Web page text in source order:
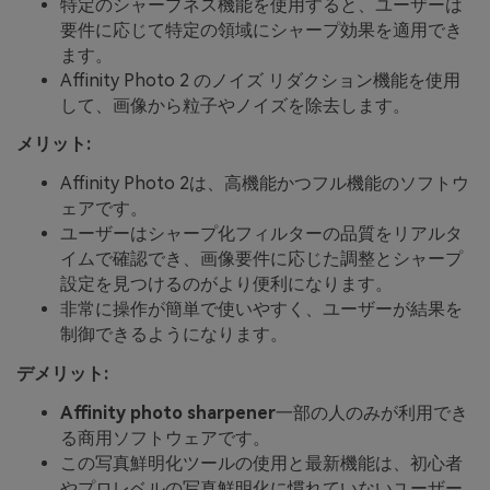
特定のシャープネス機能を使用すると、ユーザーは
要件に応じて特定の領域にシャープ効果を適用でき
ます。
Affinity Photo 2 のノイズ リダクション機能を使用
して、画像から粒子やノイズを除去します。
メリット:
Affinity Photo 2は、高機能かつフル機能のソフトウ
ェアです。
ユーザーはシャープ化フィルターの品質をリアルタ
イムで確認でき、画像要件に応じた調整とシャープ
設定を見つけるのがより便利になります。
非常に操作が簡単で使いやすく、ユーザーが結果を
制御できるようになります。
デメリット:
Affinity photo sharpener一部の人のみが利用でき
る商用ソフトウェアです。
この写真鮮明化ツールの使用と最新機能は、初心者